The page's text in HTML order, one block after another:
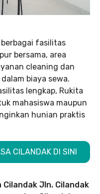
fasilitas
bersama, area
cleaning dan
biaya sewa.
lengkap, Rukita
mahasiswa maupun
hunian praktis
CILANDAK DI SINI
Cilandak Jln. Cilandak